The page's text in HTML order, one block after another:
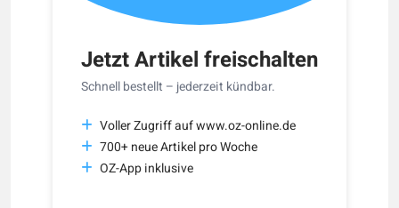
Jetzt Artikel freischalten
Schnell bestellt – jederzeit kündbar.
Voller Zugriff auf www.oz-online.de
700+ neue Artikel pro Woche
OZ-App inklusive